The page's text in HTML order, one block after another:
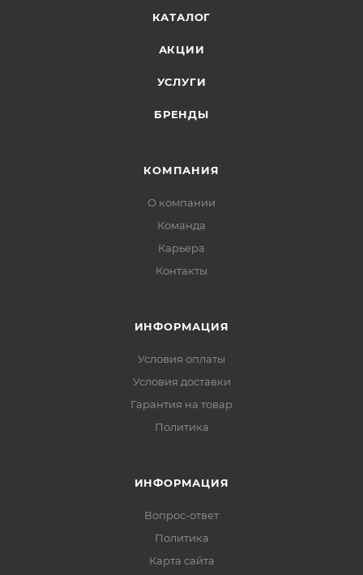
КАТАЛОГ
АКЦИИ
УСЛУГИ
БРЕНДЫ
КОМПАНИЯ
О компании
Команда
Карьера
Контакты
ИНФОРМАЦИЯ
Условия оплаты
Условия доставки
Гарантия на товар
Политика
ИНФОРМАЦИЯ
Вопрос-ответ
Политика
Карта сайта